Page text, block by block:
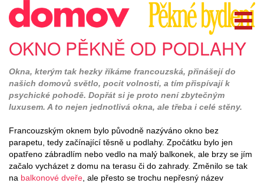
OKNO PĚKNĚ OD PODLAHY
Okna, kterým tak hezky říkáme francouzská, přinášejí do
našich domovů světlo, pocit volnosti, a tím přispívají k
psychické pohodě. Dopřát si je proto není zbytečným
luxusem. A to nejen jednotlivá okna, ale třeba i celé stěny.
Francouzským oknem bylo původně nazýváno okno bez
parapetu, tedy začínající těsně u podlahy. Zpočátku bylo jen
opatřeno zábradlím nebo vedlo na malý balkonek, ale brzy se jím
začalo vycházet z domu na terasu či do zahrady. Změnilo se tak
na balkonové dveře , ale přesto se trochu nepřesný název